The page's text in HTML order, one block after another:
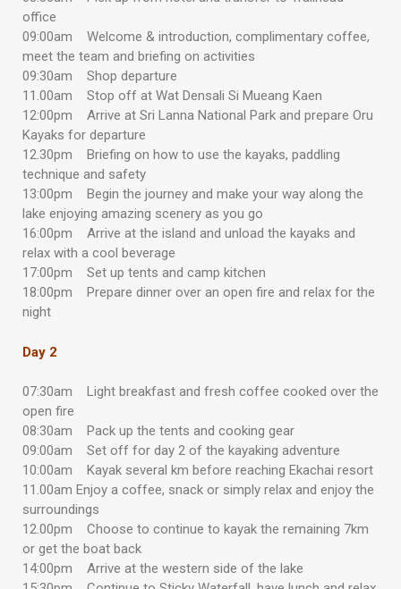
office
09:00am Welcome & introduction, complimentary coffee,
meet the team and briefing on activities
09:30am Shop departure
11.00am Stop off at Wat Densali Si Mueang Kaen
12:00pm Arrive at Sri Lanna National Park and prepare Oru
Kayaks for departure
12.30pm Briefing on how to use the kayaks, paddling
technique and safety
13:00pm Begin the journey and make your way along the
lake enjoying amazing scenery as you go
16:00pm Arrive at the island and unload the kayaks and
relax with a cool beverage
17:00pm Set up tents and camp kitchen
18:00pm Prepare dinner over an open fire and relax for the
night
Day 2
07:30am Light breakfast and fresh coffee cooked over the
open fire
08:30am Pack up the tents and cooking gear
09:00am Set off for day 2 of the kayaking adventure
10:00am Kayak several km before reaching Ekachai resort
11.00am Enjoy a coffee, snack or simply relax and enjoy the
surroundings
12.00pm Choose to continue to kayak the remaining 7km
or get the boat back
14:00pm Arrive at the western side of the lake